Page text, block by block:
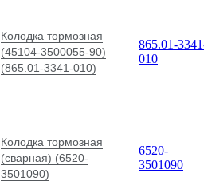
Колодка тормозная
(45104-3500055-90)
(865.01-3341-010)
865.01-
010
Колодка тормозная
(сварная) (6520-
3501090)
6520-
3501090